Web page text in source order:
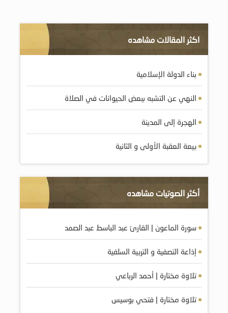
اكثر المقالات مشاهده
بناء الدولة الإسلامية
النهي عن التشبه ببعض الحيوانات في الصلاة
الهجرة إلى المدينة
بيعة العقبة الأولى و الثانية
أكثر الصوتيات مشاهده
سورة الماعون | القارئ عبد الباسط عبد الصمد
إذاعة التصفية و التربية السلفية
تلاوة مختارة | أحمد الرباعي
تلاوة مختارة | فتحي بوسيس